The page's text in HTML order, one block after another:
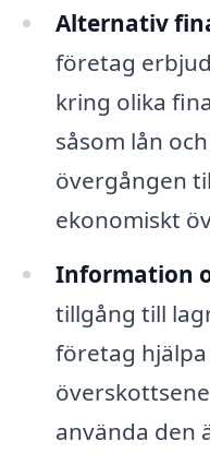
Alternativ
företag
kring olika
såsom lån
övergången
ekonomiskt
Information
tillgång till
företag
använda den